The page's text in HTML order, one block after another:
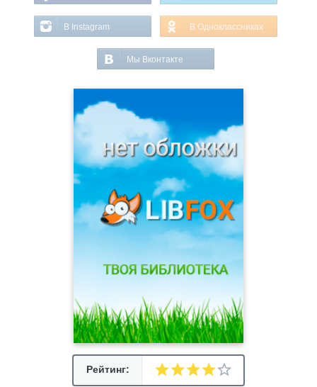
В Instagram В Одноклассниках
Мы Вконтакте
Рейтинг: